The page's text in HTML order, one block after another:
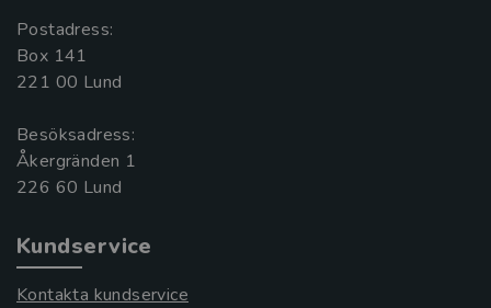
Postadress:
Box 141
221 00 Lund
Besöksadress:
Åkergränden 1
Kundservice
Kontakta kundservice